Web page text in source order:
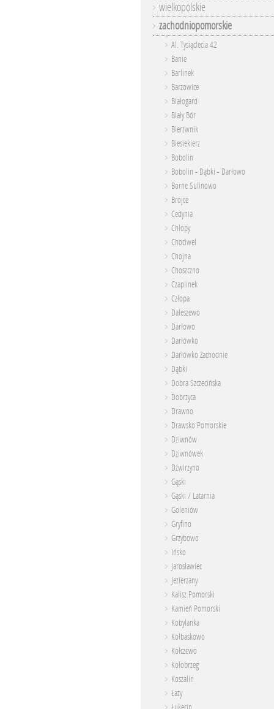
wielkopolskie
zachodniopomorskie
Al. Tysiąclecia 42
Banie
Barlinek
Barzowice
Białogard
Biały Bór
Bierzwnik
Biesiekierz
Bobolin
Bobolin - Dąbki - Darłowo
Borne Sulinowo
Brojce
Cedynia
Chłopy
Chociwel
Chojna
Choszczno
Czaplinek
Człopa
Daleszewo
Darłowo
Darłówko
Darłówko Zachodnie
Dąbki
Dobra Szczecińska
Dobrzyca
Drawno
Drawsko Pomorskie
Dziwnów
Dziwnówek
Dźwirzyno
Gąski
Gąski / Latarnia
Goleniów
Gryfino
Grzybowo
Ińsko
Jarosławiec
Jezierzany
Kalisz Pomorski
Kamień Pomorski
Kobylanka
Kołbaskowo
Kołczewo
Kołobrzeg
Koszalin
Łazy